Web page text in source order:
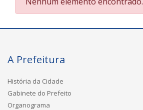
A Prefeitura
História da Cidade
Gabinete do Prefeito
Organograma